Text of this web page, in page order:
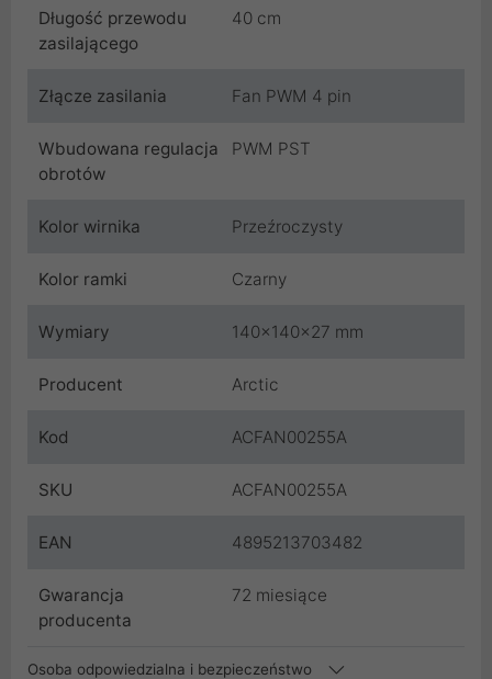
Długość przewodu
zasilającego
40 cm
Złącze zasilania Fan PWM 4 pin
Wbudowana regulacja
obrotów
PWM PST
Kolor wirnika Przeźroczysty
Kolor ramki Czarny
Wymiary 140x140x27 mm
Producent Arctic
Kod ACFAN00255A
SKU ACFAN00255A
EAN 4895213703482
Gwarancja
producenta
72 miesiące
Osoba odpowiedzialna i bezpieczeństwo